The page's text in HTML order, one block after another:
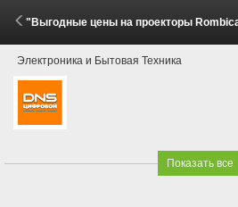
"Выгодные цены на проекторы Rombica!" (29 Мая - 15
Электроника и Бытовая Техника
Показать все